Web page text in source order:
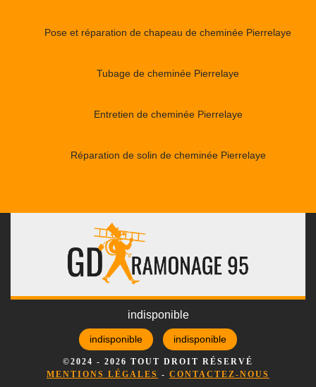
Pose et réparation de chapeau de cheminée Pierrelaye
Tubage de cheminée Pierrelaye
Entretien de cheminée Pierrelaye
Réparation de solin de cheminée Pierrelaye
indisponible
indisponible indisponible
©2024 - 2026 TOUT DROIT RÉSERVÉ
MENTIONS LÉGALES - CONTACTEZ-NOUS